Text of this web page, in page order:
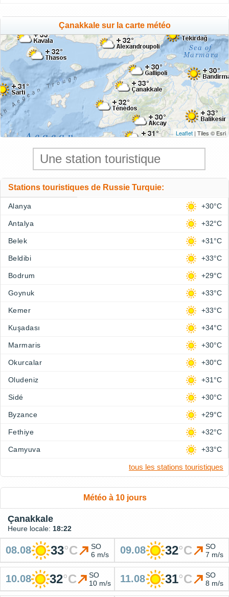
Çanakkale sur la carte météo
Leaflet | Tiles © Esri
Stations touristiques de Russie Turquie:
Alanya +30°C
Antalya +32°C
Belek +31°C
Beldibi +33°C
Bodrum +29°C
Goynuk +33°C
Kemer +33°C
Kuşadası +34°C
Marmaris +30°C
Okurcalar +30°C
Oludeniz +31°C
Sidé +30°C
Byzance +29°C
Fethiye +32°C
Camyuva +33°C
tous les stations touristiques
Météo à 10 jours
Çanakkale
Heure locale: 18:22
08.08 33°C
SO
6 m/s
09.08 32°C
SO
7 m/s
10.08 32°C
SO
10 m/s
11.08 31°C
SO
8 m/s